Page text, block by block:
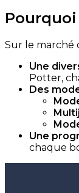
Sur le marché
Une
Potter,
Des
Une
chaque